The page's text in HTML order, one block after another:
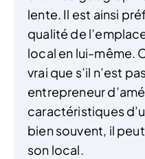
lente. Il est ainsi
qualité de
local en lui-même.
vrai que s’il n’est
entrepreneur
caractéristiques
bien souvent, il
son local.